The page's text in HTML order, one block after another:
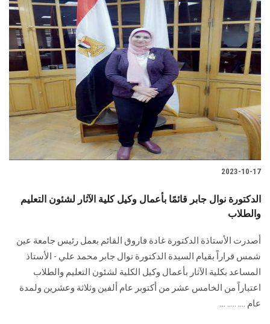
الإعلام
تواصل معنا
الطلاب
هيئة التدريس
الدراسات العليا
الزائـرون
سجل الان
2023-10-17
الدكتورة نوال جابر قائمًا بأعمال وكيل كلية الآثار لشئون التعليم
والطلاب
أصدرت الأستاذة الدكتورة غادة فاروق القائم بعمل رئيس جامعة عين
شمس قراراً بقيام السيدة الدكتورة نوال جابر محمد علي - الأستاذ
المساعد بكلية الآثار بأعمال وكيل الكلية لشئون التعليم والطلاب
اعتباراً من الخامس عشر من أكتوبر عام ألفين وثلاثة وعشرين ولمدة
عام .... ..... ...